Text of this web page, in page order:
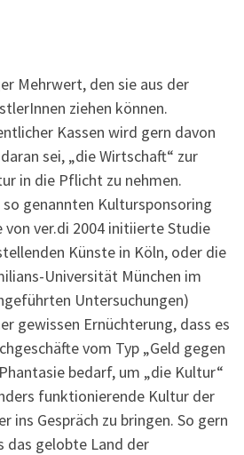
Mehrwert, den sie aus der
ziehen können.
Kassen wird gern davon
sei, „die Wirtschaft“ zur
in die Pflicht zu nehmen.
genannten Kultursponsoring
von ver.di 2004 initiierte Studie
Künste in Köln, oder die
Universität München im
Untersuchungen)
gewissen Ernüchterung, dass es
vom Typ „Geld gegen
bedarf, um „die Kultur“
funktionierende Kultur der
ins Gespräch zu bringen. So gern
das gelobte Land der